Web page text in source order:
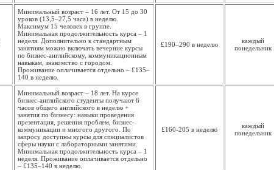
Минимальный возраст – 16 лет. От 15 до 30
уроков (13,5–27,5 часа) в неделю.
Максимум 15 человек в группе.
Минимальная продолжи­тельность курса – 1
неделя. Дополнительно к стандартным
занятиям можно включать вечерние курсы
по бизнес-английскому, коммуникационным
навыкам, знакомство с городом.
Проживание оплачивается отдельно – £135–
140 в неделю.
£190–290 в неделю
каждый
понедель­ник
Минимальный возраст – 18 лет. На курсе
бизнес-английского студенты получают 6
часов общего английского в неделю +
занятия по бизнесу: навыки проведения
презентация, решения проблем, бизнес-
коммуникации и многого другого. По
запросу доступны курсы для специалистов
сферы науки с лабораторными занятими.
Минимальная продолжи­тельность курса – 1
неделя. Проживание оплачивается отдельно
– £135–140 в неделю.
£160-205 в неделю
каждый
понедель­ник